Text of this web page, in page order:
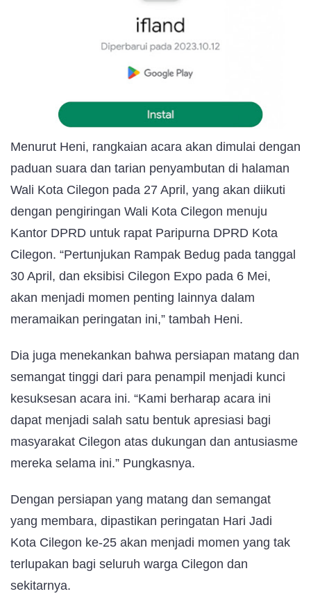
Menurut Heni, rangkaian acara akan dimulai dengan
paduan suara dan tarian penyambutan di halaman
Wali Kota Cilegon pada 27 April, yang akan diikuti
dengan pengiringan Wali Kota Cilegon menuju
Kantor DPRD untuk rapat Paripurna DPRD Kota
Cilegon. “Pertunjukan Rampak Bedug pada tanggal
30 April, dan eksibisi Cilegon Expo pada 6 Mei,
akan menjadi momen penting lainnya dalam
meramaikan peringatan ini,” tambah Heni.
Dia juga menekankan bahwa persiapan matang dan
semangat tinggi dari para penampil menjadi kunci
kesuksesan acara ini. “Kami berharap acara ini
dapat menjadi salah satu bentuk apresiasi bagi
masyarakat Cilegon atas dukungan dan antusiasme
mereka selama ini.” Pungkasnya.
Dengan persiapan yang matang dan semangat
yang membara, dipastikan peringatan Hari Jadi
Kota Cilegon ke-25 akan menjadi momen yang tak
terlupakan bagi seluruh warga Cilegon dan
sekitarnya.